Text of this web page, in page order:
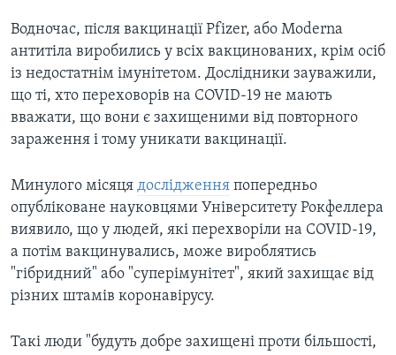
Мови
Водночас, після вакцинації Pfizer, або Moderna
антитіла виробились у всіх вакцинованих, крім осіб
із недостатнім імунітетом. Дослідники зауважили,
що ті, хто переховорів на COVID-19 не мають
вважати, що вони є захищеними від повторного
зараження і тому уникати вакцинації.
Минулого місяця дослідження попередньо
опубліковане науковцями Університету Рокфеллера
виявило, що у людей, які перехворіли на COVID-19,
а потім вакцинувались, може вироблятись
"гібридний" або "суперімунітет", який захищає від
різних штамів коронавірусу.
Такі люди "будуть добре захищені проти більшості,